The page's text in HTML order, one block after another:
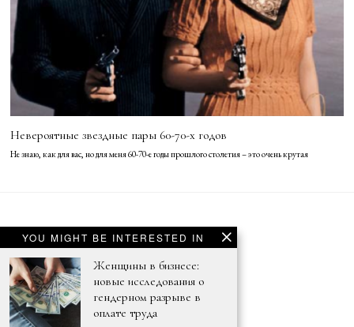
YOU MIGHT BE INTERESTED IN
Женщины в бизнесе:
новые исследования о
гендерном разрыве в
оплате труда
Невероятные звездные пары 60-70-х годов
Не знаю, как для вас, но для меня 60-70-е годы прошлого столетия – это очень крутая
© 2021 - ENNUI PARIS